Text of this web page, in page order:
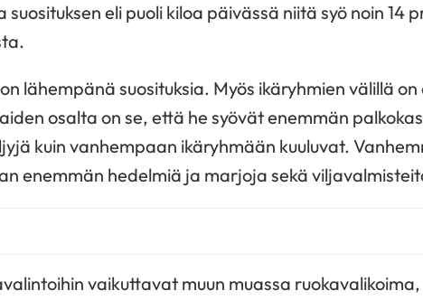
eli puoli kiloa päivässä niitä syö noin 14
lähempänä suosituksia. Myös ikäryhmien välillä
osalta on se, että he syövät enemmän
kuin vanhempaan ikäryhmään kuuluvat.
enemmän hedelmiä ja marjoja sekä
vaikuttavat muun muassa